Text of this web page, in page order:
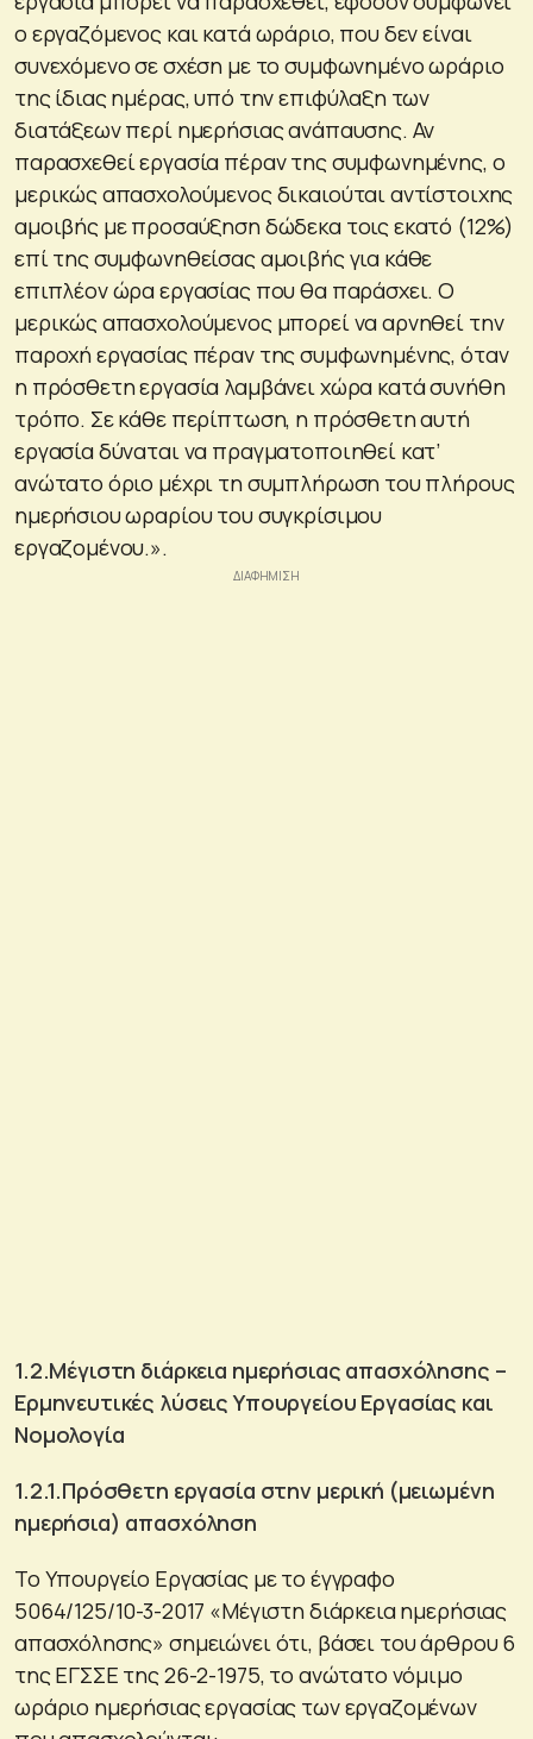
ο εργαζόμενος και κατά ωράριο, που δεν είναι
συνεχόμενο σε σχέση με το συμφωνημένο ωράριο
της ίδιας ημέρας, υπό την επιφύλαξη των
διατάξεων περί ημερήσιας ανάπαυσης. Αν
παρασχεθεί εργασία πέραν της συμφωνημένης, ο
μερικώς απασχολούμενος δικαιούται αντίστοιχης
αμοιβής με προσαύξηση δώδεκα τοις εκατό (12%)
επί της συμφωνηθείσας αμοιβής για κάθε
επιπλέον ώρα εργασίας που θα παράσχει. Ο
μερικώς απασχολούμενος μπορεί να αρνηθεί την
παροχή εργασίας πέραν της συμφωνημένης, όταν
η πρόσθετη εργασία λαμβάνει χώρα κατά συνήθη
τρόπο. Σε κάθε περίπτωση, η πρόσθετη αυτή
εργασία δύναται να πραγματοποιηθεί κατ’
ανώτατο όριο μέχρι τη συμπλήρωση του πλήρους
ημερήσιου ωραρίου του συγκρίσιμου
εργαζομένου.».
1.2.Μέγιστη διάρκεια ημερήσιας απασχόλησης –
Ερμηνευτικές λύσεις Υπουργείου Εργασίας και
Νομολογία
1.2.1.Πρόσθετη εργασία στην μερική (μειωμένη
ημερήσια) απασχόληση
Το Υπουργείο Εργασίας με το έγγραφο
5064/125/10-3-2017 «Μέγιστη διάρκεια ημερήσιας
απασχόλησης» σημειώνει ότι, βάσει του άρθρου 6
της ΕΓΣΣΕ της 26-2-1975, το ανώτατο νόμιμο
ωράριο ημερήσιας εργασίας των εργαζομένων